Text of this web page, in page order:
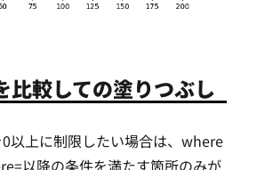
比較しての塗りつぶし
以上に制限したい場合は、where
以降の条件を満たす箇所のみが